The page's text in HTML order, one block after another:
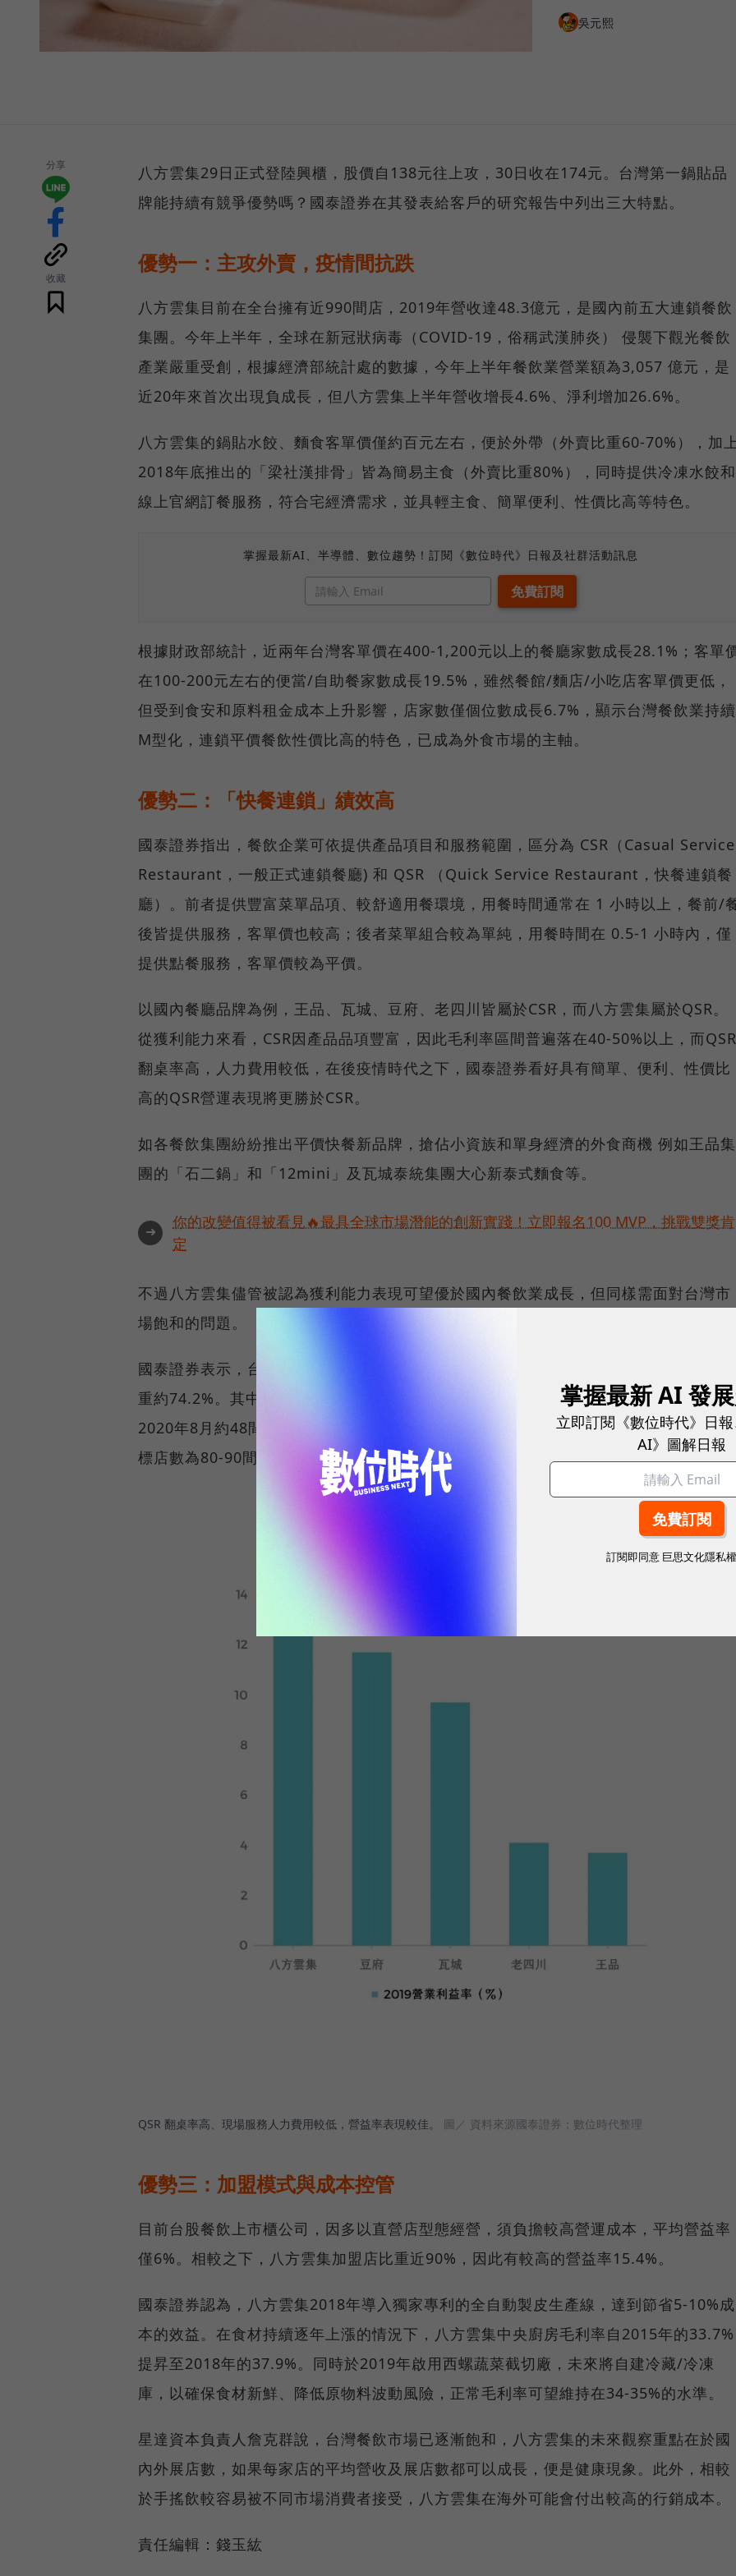
吳元熙
分享
收藏
八方雲集29日正式登陸興櫃，股價自138元往上攻，30日收在174元。台灣第一鍋貼品
牌能持續有競爭優勢嗎？國泰證券在其發表給客戶的研究報告中列出三大特點。
優勢一：主攻外賣，疫情間抗跌
八方雲集目前在全台擁有近990間店，2019年營收達48.3億元，是國內前五大連鎖餐飲
集團。今年上半年，全球在新冠狀病毒（COVID-19，俗稱武漢肺炎） 侵襲下觀光餐飲
產業嚴重受創，根據經濟部統計處的數據，今年上半年餐飲業營業額為3,057 億元，是
近20年來首次出現負成長，但八方雲集上半年營收增長4.6%、淨利增加26.6%。
八方雲集的鍋貼水餃、麵食客單價僅約百元左右，便於外帶（外賣比重60-70%），加
2018年底推出的「梁社漢排骨」皆為簡易主食（外賣比重80%），同時提供冷凍水餃和
線上官網訂餐服務，符合宅經濟需求，並具輕主食、簡單便利、性價比高等特色。
掌握最新AI、半導體、數位趨勢！訂閱《數位時代》日報及社群活動訊息
根據財政部統計，近兩年台灣客單價在400-1,200元以上的餐廳家數成長28.1%；客單
在100-200元左右的便當/自助餐家數成長19.5%，雖然餐館/麵店/小吃店客單價更低，
但受到食安和原料租金成本上升影響，店家數僅個位數成長6.7%，顯示台灣餐飲業持續
M型化，連鎖平價餐飲性價比高的特色，已成為外食市場的主軸。
優勢二：「快餐連鎖」績效高
國泰證券指出，餐飲企業可依提供產品項目和服務範圍，區分為 CSR（Casual Service
Restaurant，一般正式連鎖餐廳) 和 QSR （Quick Service Restaurant，快餐連鎖餐
廳）。前者提供豐富菜單品項、較舒適用餐環境，用餐時間通常在 1 小時以上，餐前/
後皆提供服務，客單價也較高；後者菜單組合較為單純，用餐時間在 0.5-1 小時內，僅
提供點餐服務，客單價較為平價。
以國內餐廳品牌為例，王品、瓦城、豆府、老四川皆屬於CSR，而八方雲集屬於QSR。
從獲利能力來看，CSR因產品品項豐富，因此毛利率區間普遍落在40-50%以上，而QSR
翻桌率高，人力費用較低，在後疫情時代之下，國泰證券看好具有簡單、便利、性價比
高的QSR營運表現將更勝於CSR。
如各餐飲集團紛紛推出平價快餐新品牌，搶佔小資族和單身經濟的外食商機 例如王品集
團的「石二鍋」和「12mini」及瓦城泰統集團大心新泰式麵食等。
➜
你的改變值得被看見🔥最具全球市場潛能的創新實踐！立即報名100 MVP，挑戰雙獎肯
定
不過八方雲集儘管被認為獲利能力表現可望優於國內餐飲業成長，但同樣需面對台灣市
場飽和的問題。
國泰證券表示，台灣是八方雲集主要營收市場，2019年營收成長10.4%，佔集團營收比
重約74.2%。其中「梁社漢排骨」於2018年底開設第一家店、2019年達32間店，截至
2020年8月約48間店，單店月平均營收約110-120 萬元，目前已達單月損平，今年底目
標店數為80-90間，為集團今年業績逆勢成長之主因。
QSR 翻桌率高、現場服務人力費用較低，營益率表現較佳。 圖／ 資料來源國泰證券；數位時代整理
優勢三：加盟模式與成本控管
目前台股餐飲上市櫃公司，因多以直營店型態經營，須負擔較高營運成本，平均營益率
僅6%。相較之下，八方雲集加盟店比重近90%，因此有較高的營益率15.4%。
國泰證券認為，八方雲集2018年導入獨家專利的全自動製皮生產線，達到節省5-10%成
本的效益。在食材持續逐年上漲的情況下，八方雲集中央廚房毛利率自2015年的33.7%
提昇至2018年的37.9%。同時於2019年啟用西螺蔬菜截切廠，未來將自建冷藏/冷凍
庫，以確保食材新鮮、降低原物料波動風險，正常毛利率可望維持在34-35%的水準。
星達資本負責人詹克群說，台灣餐飲市場已逐漸飽和，八方雲集的未來觀察重點在於國
內外展店數，如果每家店的平均營收及展店數都可以成長，便是健康現象。此外，相較
於手搖飲較容易被不同市場消費者接受，八方雲集在海外可能會付出較高的行銷成本。
責任編輯：錢玉紘
掌握最新 AI 發
立即訂閱《數位時代》日
AI》圖解日報
訂閱即同意 巨思文化隱私